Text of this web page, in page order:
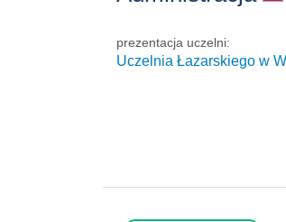
prezentacja uczelni:
Uczelnia Łazarskiego w